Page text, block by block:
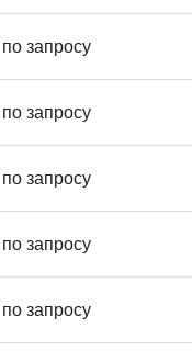
по запросу
по запросу
по запросу
по запросу
по запросу